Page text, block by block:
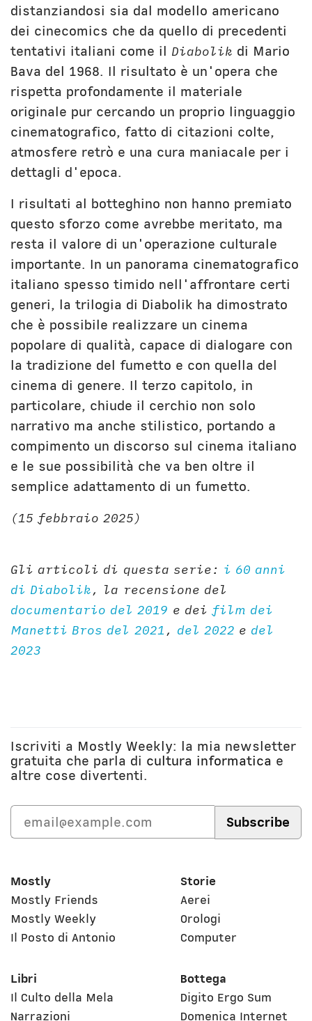
distanziandosi sia dal modello americano
dei cinecomics che da quello di precedenti
tentativi italiani come il Diabolik di Mario
Bava del 1968. Il risultato è un'opera che
rispetta profondamente il materiale
originale pur cercando un proprio linguaggio
cinematografico, fatto di citazioni colte,
atmosfere retrò e una cura maniacale per i
dettagli d'epoca.
I risultati al botteghino non hanno premiato
questo sforzo come avrebbe meritato, ma
resta il valore di un'operazione culturale
importante. In un panorama cinematografico
italiano spesso timido nell'affrontare certi
generi, la trilogia di Diabolik ha dimostrato
che è possibile realizzare un cinema
popolare di qualità, capace di dialogare con
la tradizione del fumetto e con quella del
cinema di genere. Il terzo capitolo, in
particolare, chiude il cerchio non solo
narrativo ma anche stilistico, portando a
compimento un discorso sul cinema italiano
e le sue possibilità che va ben oltre il
semplice adattamento di un fumetto.
(15 febbraio 2025)
Gli articoli di questa serie: i 60 anni
di Diabolik, la recensione del
documentario del 2019 e deifilm dei
Manetti Bros del 2021 , del 2022 e del
2023
Iscriviti a Mostly Weekly: la mia newsletter
gratuita che parla di cultura informatica e
altre cose divertenti.
Mostly
Mostly Friends
Mostly Weekly
Il Posto di Antonio
Storie
Aerei
Orologi
Computer
Libri
Il Culto della Mela
Narrazioni
Bottega
Digito Ergo Sum
Domenica Internet